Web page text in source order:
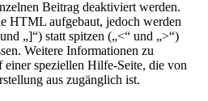
Beitrag deaktiviert werden.
HTML aufgebaut, jedoch werden
„]“) statt spitzen („<“ und „>“)
Weitere Informationen zu
speziellen Hilfe-Seite, die von
aus zugänglich ist.